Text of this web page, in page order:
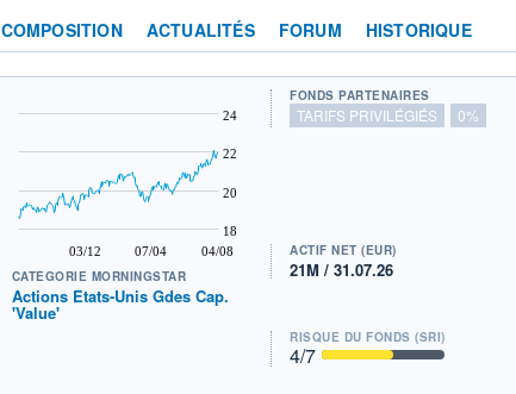
COMPOSITION ACTUALITÉS FORUM HISTORIQUE
03/12 07/04 04/08
18
20
22
24
CATÉGORIE MORNINGSTAR
Actions Etats-Unis Gdes Cap.
'Value'
FONDS PARTENAIRES
TARIFS PRIVILÉGIÉS 0%
ACTIF NET (EUR)
21M / 31.07.26
RISQUE DU FONDS (SRI)
4/7